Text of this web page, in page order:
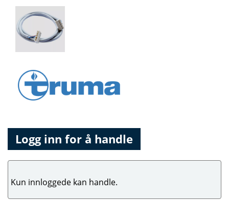
Logg inn for å handle
Kun innloggede kan handle.